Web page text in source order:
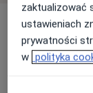
Adres
zaktualizować
ustawieniach
prywatności
w polityka